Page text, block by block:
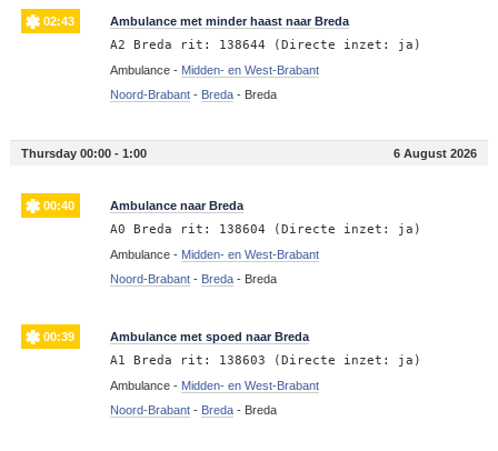
02:43 Ambulance met minder haast naar Breda
A2 Breda rit: 138644 (Directe inzet: ja)
Ambulance - Midden- en West-Brabant
Noord-Brabant- Breda- Breda
Thursday 00:00 - 1:00 6 August 2026
00:40 Ambulance naar Breda
A0 Breda rit: 138604 (Directe inzet: ja)
Ambulance - Midden- en West-Brabant
Noord-Brabant- Breda- Breda
00:39 Ambulance met spoed naar Breda
A1 Breda rit: 138603 (Directe inzet: ja)
Ambulance - Midden- en West-Brabant
Noord-Brabant- Breda- Breda